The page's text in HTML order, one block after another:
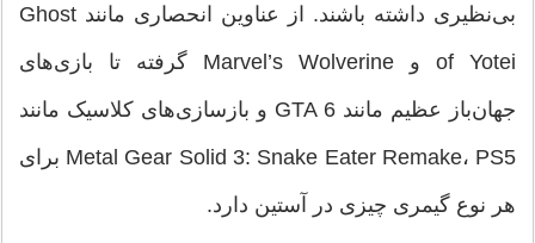
بی‌نظیری داشته باشند. از عناوین انحصاری مانند Ghost
of Yotei و Marvel’s Wolverine گرفته تا بازی‌های
جهان‌باز عظیم مانند GTA 6 و بازسازی‌های کلاسیک مانند
Metal Gear Solid 3: Snake Eater Remake، PS5 برای
هر نوع گیمری چیزی در آستین دارد.